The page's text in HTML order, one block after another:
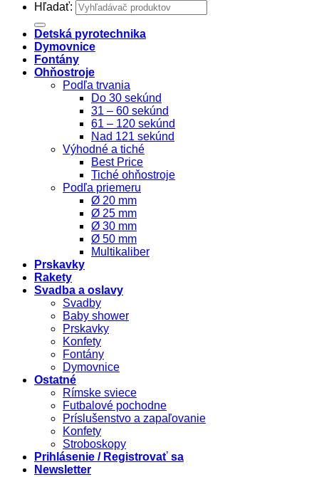
Hľadať:
Detská pyrotechnika
Dymovnice
Fontány
Ohňostroje
Podľa trvania
Do 30 sekúnd
31 – 60 sekúnd
61 – 120 sekúnd
Nad 121 sekúnd
Výhodné a tiché
Best Price
Tiché ohňostroje
Podľa priemeru
Ø 20 mm
Ø 25 mm
Ø 30 mm
Ø 50 mm
Multikaliber
Prskavky
Rakety
Svadba a oslavy
Svadby
Baby shower
Prskavky
Konfety
Fontány
Dymovnice
Ostatné
Rímske sviece
Futbalové pochodne
Príslušenstvo a zapaľovanie
Konfety
Stroboskopy
Prihlásenie / Registrovať sa
Newsletter